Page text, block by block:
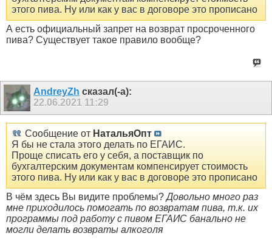
этого пива. Ну или как у вас в договоре это прописано
А есть официальный запрет на возврат просроченного
пива? Существует такое правило вообще?
AndreyZh сказал(-а):
22.06.2021 11:29
Сообщение от НатальяОпт
Я бы не стала этого делать по ЕГАИС.
Проще списать его у себя, а поставщик по
бухгалтерским документам компенсирует стоимость
этого пива. Ну или как у вас в договоре это прописано
В чём здесь Вы видите проблемы?Довольно много раз
мне приходилось помогать по возвратам пива, т.к. их
программы под работу с пивом ЕГАИС банально не
могли делать возвраты алкоголя